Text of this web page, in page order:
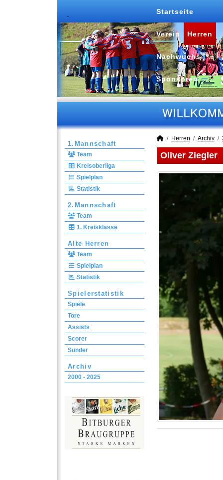
Startseite
Verein Herren
Nachwuchs
Sponsoren
1.Mannschaft
Team
Kreisoberliga
Spielplan
Statistik
2.Mannschaft
Team
1. Kreisklasse
Alte Herren
Team
Spielplan
Statistik
Spielerstatistik
Spiele
Tore
Assists
Scorer
Sünder
Archiv
2000 - 2025
Herren Archiv
Oliver Ziegler